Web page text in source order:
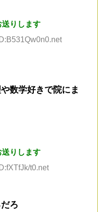
りします
数学好きで院にま
りします
t0.net
ろ